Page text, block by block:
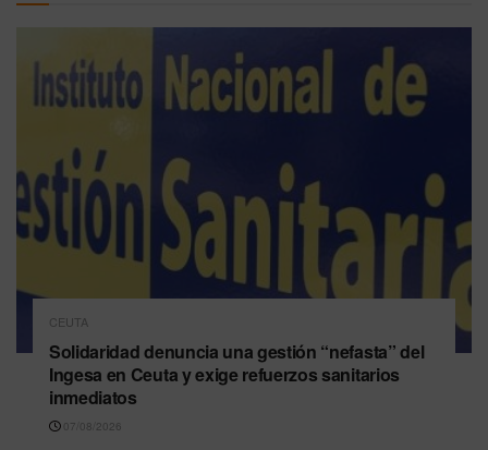
CEUTA
Solidaridad denuncia una gestión “nefasta” del
Ingesa en Ceuta y exige refuerzos sanitarios
inmediatos
07/08/2026